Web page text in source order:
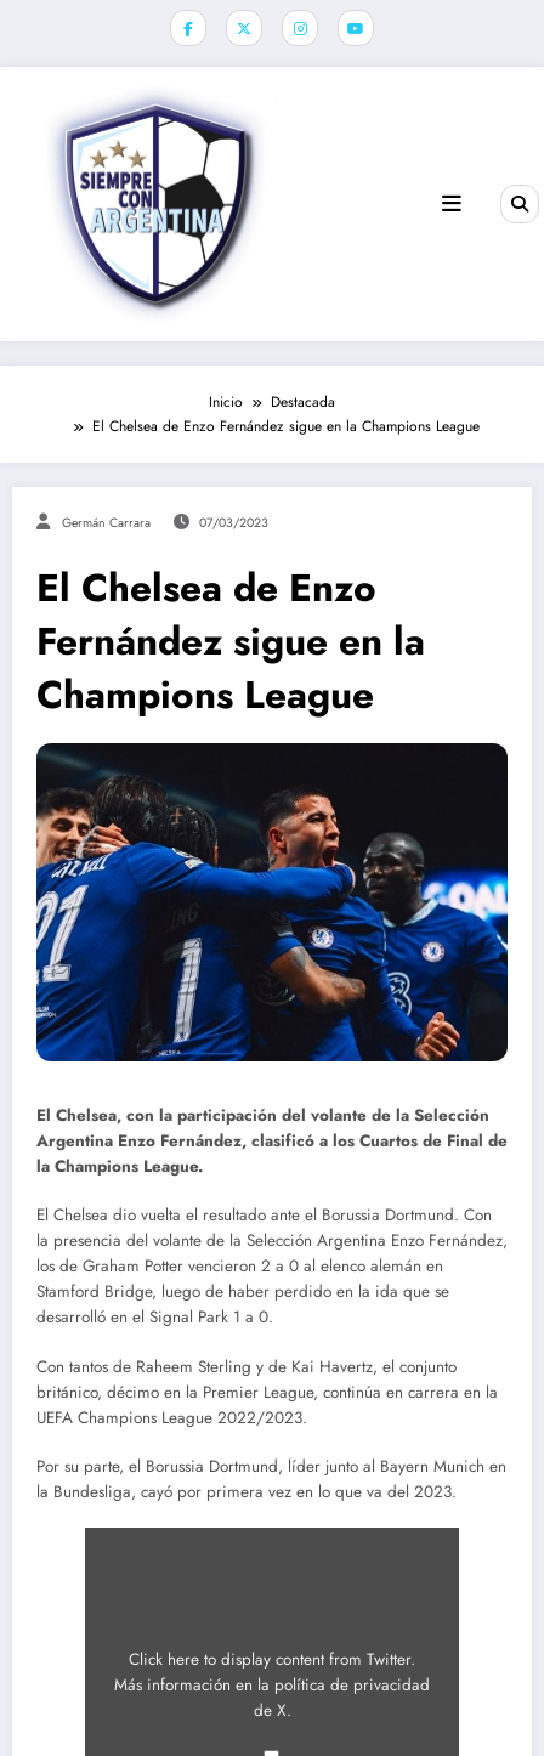
Inicio
Destacada
El Chelsea de Enzo Fernández sigue en la Champions League
Germán Carrara 07/03/2023
El Chelsea de Enzo
Fernández sigue en la
Champions League
El Chelsea, con la participación del volante de la Selección
Argentina Enzo Fernández, clasificó a los Cuartos de Final de
la Champions League.
El Chelsea dio vuelta el resultado ante el Borussia Dortmund. Con
la presencia del volante de la Selección Argentina Enzo Fernández,
los de Graham Potter vencieron 2 a 0 al elenco alemán en
Stamford Bridge, luego de haber perdido en la ida que se
desarrolló en el Signal Park 1 a 0.
Con tantos de Raheem Sterling y de Kai Havertz, el conjunto
británico, décimo en la Premier League, continúa en carrera en la
UEFA Champions League 2022/2023.
Por su parte, el Borussia Dortmund, líder junto al Bayern Munich en
la Bundesliga, cayó por primera vez en lo que va del 2023.
Mostrar
Click here to display content from Twitter.
Más información en la política de privacidad
de X.